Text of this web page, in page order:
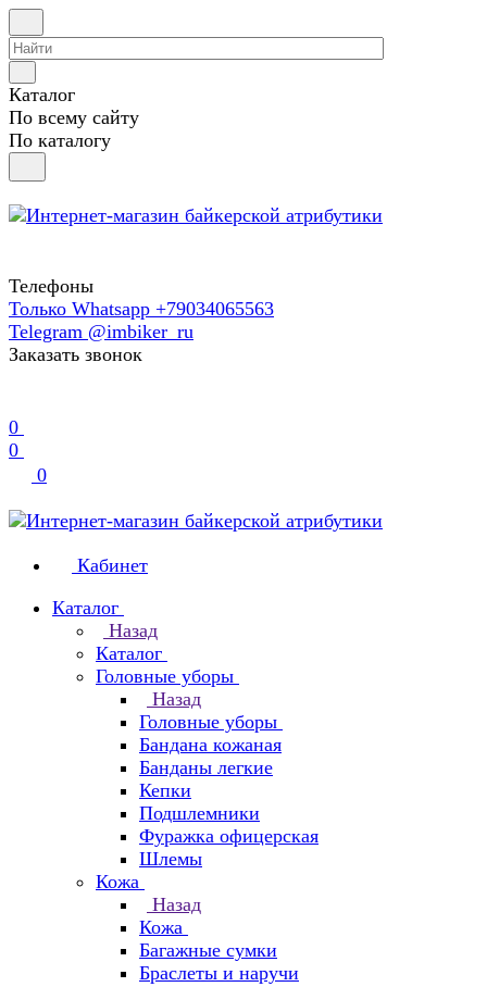
Каталог
По всему сайту
По каталогу
Телефоны
Только Whatsapp +79034065563
Telegram @imbiker_ru
Заказать звонок
0
0
0
Кабинет
Каталог
Назад
Каталог
Головные уборы
Назад
Головные уборы
Бандана кожаная
Банданы легкие
Кепки
Подшлемники
Фуражка офицерская
Шлемы
Кожа
Назад
Кожа
Багажные сумки
Браслеты и наручи